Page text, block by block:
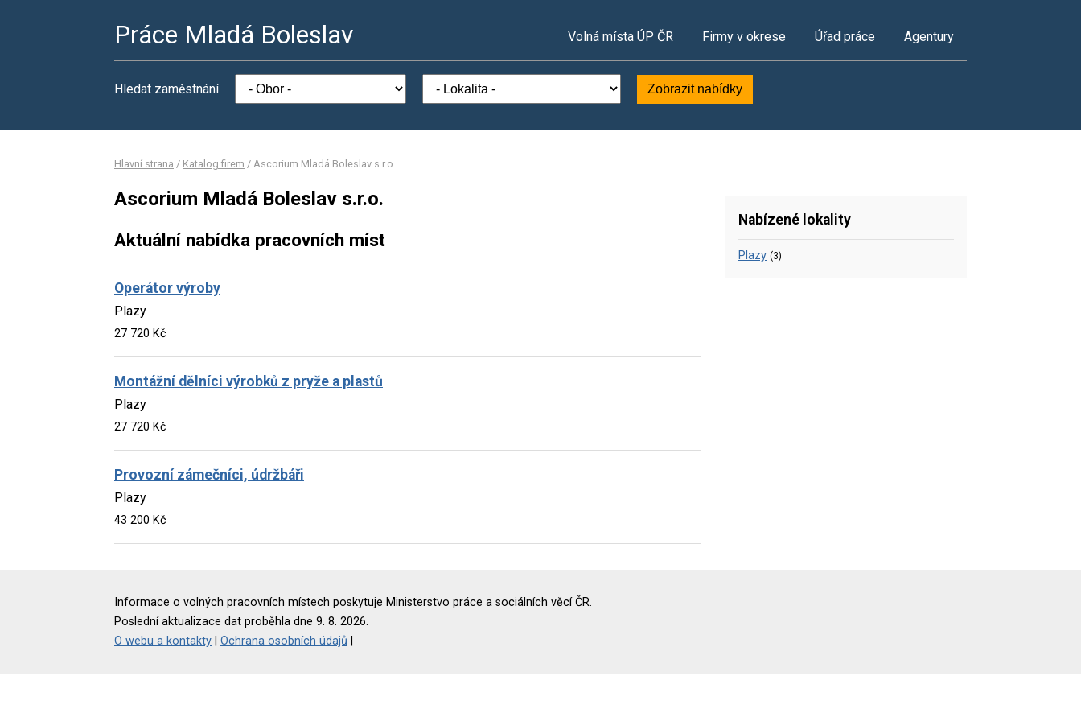
Práce Mladá Boleslav Volná místa ÚP ČR Firmy v okrese Úřad práce Agentury
Hledat zaměstnání Zobrazit nabídky
Hlavní strana / Katalog firem / Ascorium Mladá Boleslav s.r.o.
Ascorium Mladá Boleslav s.r.o.
Aktuální nabídka pracovních míst
Operátor výroby
Plazy
27 720 Kč
Montážní dělníci výrobků z pryže a plastů
Plazy
27 720 Kč
Provozní zámečníci, údržbáři
Plazy
43 200 Kč
Nabízené lokality
Plazy (3)
Informace o volných pracovních místech poskytuje Ministerstvo práce a sociálních věcí ČR.
Poslední aktualizace dat proběhla dne 9. 8. 2026.
O webu a kontakty
Ochrana osobních údajů